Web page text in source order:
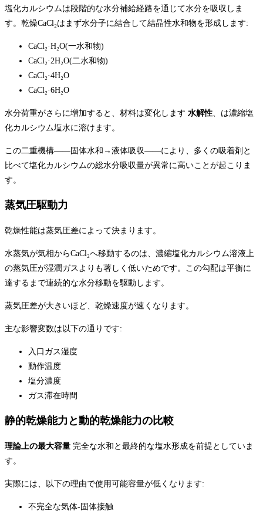
塩化カルシウムは段階的な水分補給経路を通じて水分を吸収しま
す。乾燥CaCl₂はまず水分子に結合して結晶性水和物を形成します:
CaCl₂·H₂O(一水和物)
CaCl₂·2H₂O(二水和物)
CaCl₂·4H₂O
CaCl₂·6H₂O
水分荷重がさらに増加すると、材料は変化します 水解性、は濃縮塩
化カルシウム塩水に溶けます。
この二重機構――固体水和→液体吸収――により、多くの吸着剤と
比べて塩化カルシウムの総水分吸収量が異常に高いことが起こりま
す。
蒸気圧駆動力
乾燥性能は蒸気圧差によって決まります。
水蒸気が気相からCaCl₂へ移動するのは、濃縮塩化カルシウム溶液上
の蒸気圧が湿潤ガスよりも著しく低いためです。この勾配は平衡に
達するまで連続的な水分移動を駆動します。
蒸気圧差が大きいほど、乾燥速度が速くなります。
主な影響変数は以下の通りです:
入口ガス湿度
動作温度
塩分濃度
ガス滞在時間
静的乾燥能力と動的乾燥能力の比較
理論上の最大容量 完全な水和と最終的な塩水形成を前提としていま
す。
実際には、以下の理由で使用可能容量が低くなります:
不完全な気体-固体接触